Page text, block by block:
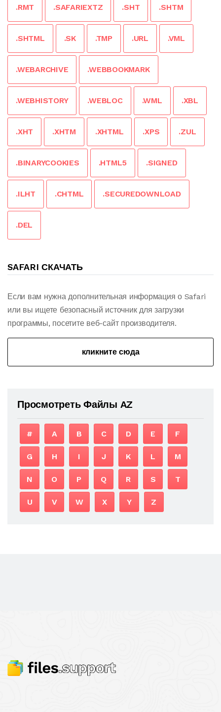
.RMT .SAFARIEXTZ .SHT .SHTM
.SHTML .SK .TMP .URL .VML
.WEBARCHIVE .WEBBOOKMARK
.WEBHISTORY .WEBLOC .WML .XBL
.XHT .XHTM .XHTML .XPS .ZUL
.BINARYCOOKIES .HTML5 .SIGNED
.ILHT .CHTML .SECUREDOWNLOAD
.DEL
SAFARI СКАЧАТЬ
Если вам нужна дополнительная информация о Safari
или вы ищете безопасный источник для загрузки
программы, посетите веб-сайт производителя.
кликните сюда
Просмотреть Файлы AZ
# A B C D E F
G H I J K L M
N O P Q R S T
U V W X Y Z